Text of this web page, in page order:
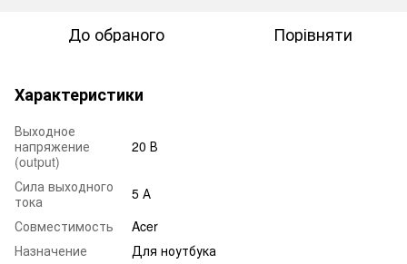
До обраного Порівняти
Характеристики
Выходное
напряжение
(output)
20 В
Сила выходного
тока
5 А
Совместимость
Acer
Назначение
Для ноутбука